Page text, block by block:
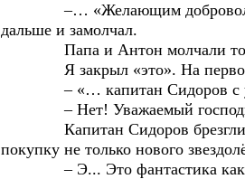
–… «Желающим добровольно
дальше и замолчал.
Папа и Антон молчали тоже.
Я закрыл «это». На первой
– «… капитан Сидоров с
– Нет! Уважаемый господин,
Капитан Сидоров брезгливо
покупку не только нового
– Э... Это фантастика какая-